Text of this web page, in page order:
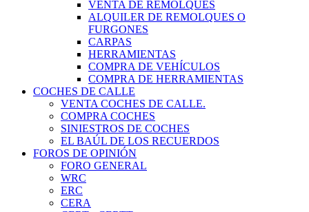
VENTA DE REMOLQUES
ALQUILER DE REMOLQUES O
FURGONES
CARPAS
HERRAMIENTAS
COMPRA DE VEHÍCULOS
COMPRA DE HERRAMIENTAS
COCHES DE CALLE
VENTA COCHES DE CALLE.
COMPRA COCHES
SINIESTROS DE COCHES
EL BAÚL DE LOS RECUERDOS
FOROS DE OPINIÓN
FORO GENERAL
WRC
ERC
CERA